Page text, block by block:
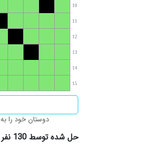
10
11
12
13
14
15
دوستان خود را
حل شده توسط 130 نفر